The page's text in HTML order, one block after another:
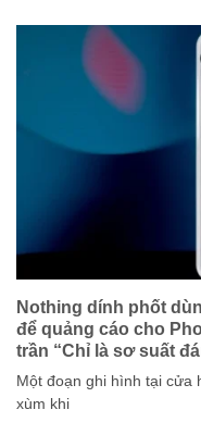
Nothing dính phốt
để quảng cáo cho
trần “Chỉ là sơ suất
Một đoạn ghi hình tại cửa
xùm khi